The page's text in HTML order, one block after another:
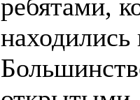
ребятами,